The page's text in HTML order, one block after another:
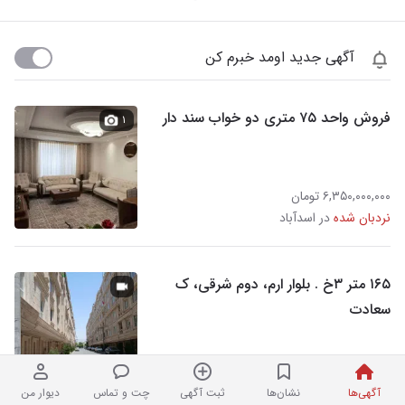
آگهی‌ها نشان‌ها ثبت آگهی چت و تماس دیوار من
آگهی جدید اومد خبرم کن
فروش واحد ۷۵ متری دو خواب سند دار
۶,۳۵۰,۰۰۰,۰۰۰ تومان
نردبان شدهدر اسدآباد
۱
۱۶۵ متر ۳خ . بلوار ارم، دوم شرقی، ک
سعادت
۱۳,۵۰۰,۰۰۰,۰۰۰ تومان
نردبان شده
آژانس املاک ملل در اسدآباد